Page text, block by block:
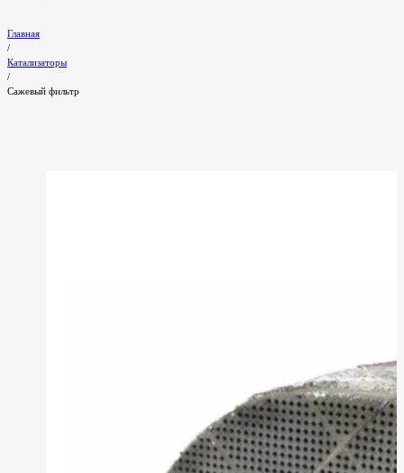
Главная
/
Катализаторы
/
Сажевый фильтр